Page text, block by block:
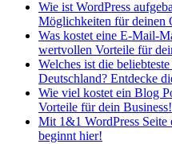
Wie ist WordPress
Möglichkeiten für deinen
Was kostet eine E-Mail-
wertvollen Vorteile für
Welches ist die
Deutschland? Entdecke
Wie viel kostet ein Blog
Vorteile für dein Business!
Mit 1&1 WordPress
beginnt hier!